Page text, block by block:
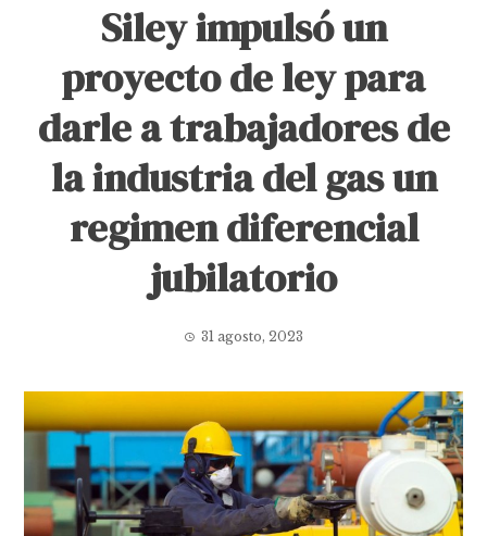
Siley impulsó un
proyecto de ley para
darle a trabajadores de
la industria del gas un
regimen diferencial
jubilatorio
31 agosto, 2023